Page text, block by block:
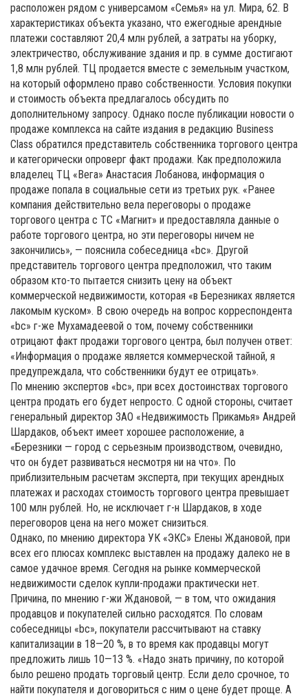
расположен рядом с универсамом «Семья» на ул. Мира, 62. В
характеристиках объекта указано, что ежегодные арендные
платежи составляют 20,4 млн рублей, а затраты на уборку,
электричество, обслуживание здания и пр. в сумме достигают
1,8 млн рублей. ТЦ продается вместе с земельным участком,
на который оформлено право собственности. Условия покупки
и стоимость объекта предлагалось обсудить по
дополнительному запросу. Однако после публикации новости о
продаже комплекса на сайте издания в редакцию Business
Class обратился представитель собственника торгового центра
и категорически опроверг факт продажи. Как предположила
владелец ТЦ «Вега» Анастасия Лобанова, информация о
продаже попала в социальные сети из третьих рук. «Ранее
компания действительно вела переговоры о продаже
торгового центра с ТС «Магнит» и предоставляла данные о
работе торгового центра, но эти переговоры ничем не
закончились», — пояснила собеседница «bc». Другой
представитель торгового центра предположил, что таким
образом кто-то пытается снизить цену на объект
коммерческой недвижимости, которая «в Березниках является
лакомым куском». В свою очередь на вопрос корреспондента
«bc» г-же Мухамадеевой о том, почему собственники
отрицают факт продажи торгового центра, был получен ответ:
«Информация о продаже является коммерческой тайной, я
предупреждала, что собственники будут ее отрицать».
По мнению экспертов «bc», при всех достоинствах торгового
центра продать его будет непросто. С одной стороны, считает
генеральный директор ЗАО «Недвижимость Прикамья» Андрей
Шардаков, объект имеет хорошее расположение, а
«Березники — город с серьезным производством, очевидно,
что он будет развиваться несмотря ни на что». По
приблизительным расчетам эксперта, при текущих арендных
платежах и расходах стоимость торгового центра превышает
100 млн рублей. Но, не исключает г-н Шардаков, в ходе
переговоров цена на него может снизиться.
Однако, по мнению директора УК «ЭКС» Елены Ждановой, при
всех его плюсах комплекс выставлен на продажу далеко не в
самое удачное время. Сегодня на рынке коммерческой
недвижимости сделок купли-продажи практически нет.
Причина, по мнению г-жи Ждановой, — в том, что ожидания
продавцов и покупателей сильно расходятся. По словам
собеседницы «bc», покупатели рассчитывают на ставку
капитализации в 18—20 %, в то время как продавцы могут
предложить лишь 10—13 %. «Надо знать причину, по которой
было решено продать торговый центр. Если дело срочное, то
найти покупателя и договориться с ним о цене будет проще. А